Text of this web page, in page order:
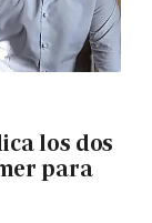
los dos
para